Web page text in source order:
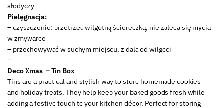
słodyczy
Pielęgnacja:
– czyszczenie: przetrzeć wilgotną ściereczką, nie zaleca się mycia
w zmywarce
– przechowywać w suchym miejscu, z dala od wilgoci
—
Deco Xmas – Tin Box
Tins are a practical and stylish way to store homemade cookies
and holiday treats. They help keep your baked goods fresh while
adding a festive touch to your kitchen décor. Perfect for storing